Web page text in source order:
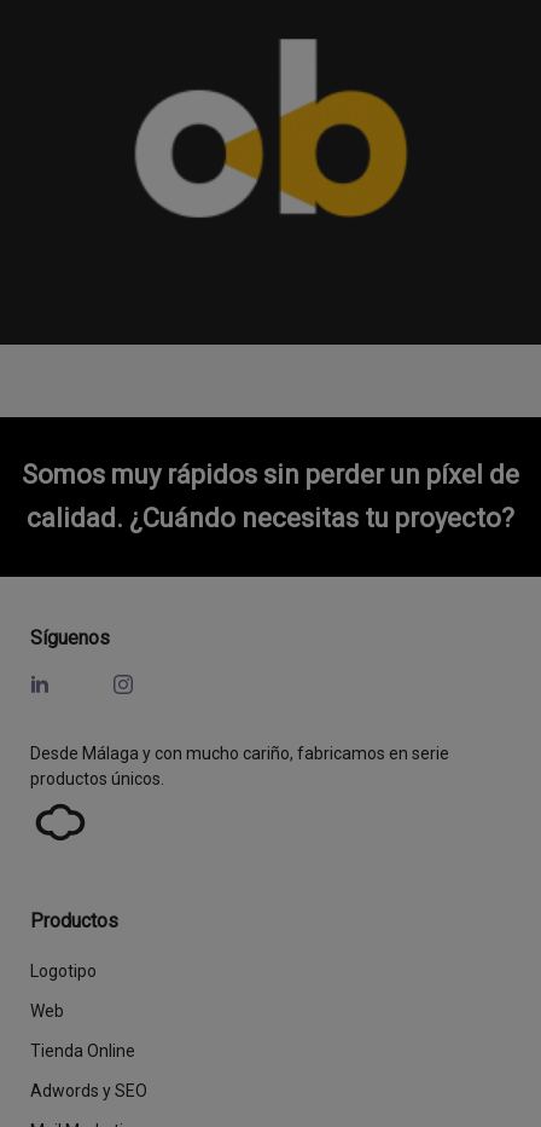
Somos muy rápidos sin perder un píxel de
calidad. ¿Cuándo necesitas tu proyecto?
Síguenos
Desde Málaga y con mucho cariño, fabricamos en serie
productos únicos.
Productos
Logotipo
Web
Tienda Online
Adwords y SEO